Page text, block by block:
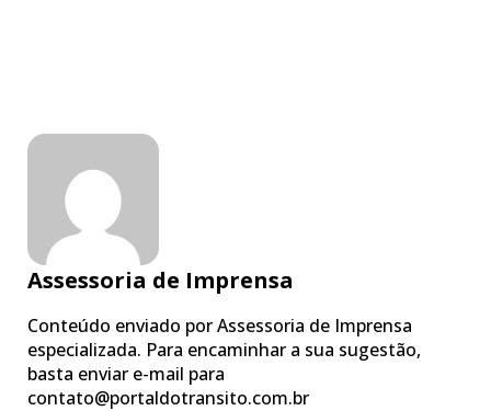
Assessoria de Imprensa
Conteúdo enviado por Assessoria de Imprensa
especializada. Para encaminhar a sua sugestão,
basta enviar e-mail para
contato@portaldotransito.com.br